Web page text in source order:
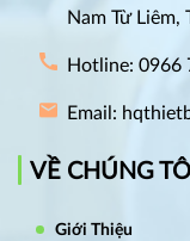
Nam Từ Liêm,
Hotline: 0966
Email:
VỀ CHÚNG TÔI
Giới Thiệu